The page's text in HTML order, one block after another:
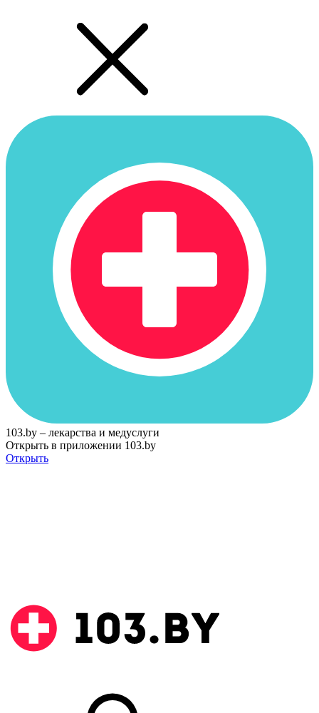
103.by – лекарства и медуслуги
Открыть в приложении 103.by
Открыть